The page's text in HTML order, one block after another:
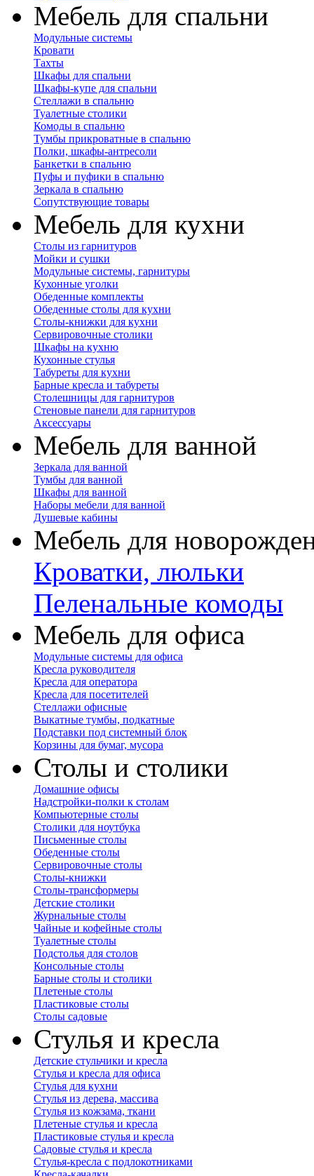
Мебель для спальни
Модульные системы
Кровати
Тахты
Шкафы для спальни
Шкафы-купе для спальни
Стеллажи в спальню
Туалетные столики
Комоды в спальню
Тумбы прикроватные в спальню
Полки, шкафы-антресоли
Банкетки в спальню
Пуфы и пуфики в спальню
Зеркала в спальню
Сопутствующие товары
Мебель для кухни
Столы из гарнитуров
Мойки и сушки
Модульные системы, гарнитуры
Кухонные уголки
Обеденные комплекты
Обеденные столы для кухни
Столы-книжки для кухни
Сервировочные столики
Шкафы на кухню
Кухонные стулья
Табуреты для кухни
Барные кресла и табуреты
Столешницы для гарнитуров
Стеновые панели для гарнитуров
Аксессуары
Мебель для ванной
Зеркала для ванной
Тумбы для ванной
Шкафы для ванной
Наборы мебели для ванной
Душевые кабины
Мебель для
Кроватки, люльки
Пеленальные комоды
Мебель для офиса
Модульные системы для офиса
Кресла руководителя
Кресла для оператора
Кресла для посетителей
Стеллажи офисные
Выкатные тумбы, подкатные
Подставки под системный блок
Корзины для бумаг, мусора
Столы и столики
Домашние офисы
Надстройки-полки к столам
Компьютерные столы
Столики для ноутбука
Письменные столы
Обеденные столы
Сервировочные столы
Столы-книжки
Столы-трансформеры
Детские столики
Журнальные столы
Чайные и кофейные столы
Туалетные столы
Подстолья для столов
Консольные столы
Барные столы и столики
Плетеные столы
Пластиковые столы
Столы садовые
Стулья и кресла
Детские стульчики и кресла
Стулья и кресла для офиса
Стулья для кухни
Стулья из дерева, массива
Стулья из кожзама, ткани
Плетеные стулья и кресла
Пластиковые стулья и кресла
Садовые стулья и кресла
Стулья-кресла с подлокотниками